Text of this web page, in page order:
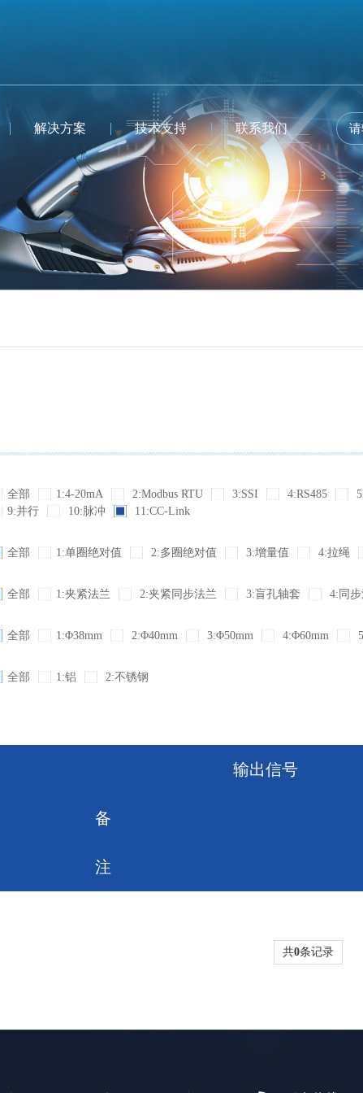
解决方案 技术支持 联系我们
全部 1:4-20mA 2:Modbus RTU 3:SSI 4:RS485
9:并行
10:脉冲 11:CC-Link
全部 1:单圈绝对值 2:多圈绝对值 3:增量值 4:拉绳
全部 1:夹紧法兰 2:夹紧同步法兰 3:盲孔轴套 4:同
全部 1:Φ38mm 2:Φ40mm 3:Φ50mm 4:Φ60mm
全部 1:铝 2:不锈钢
输出信号
备
注
共0条记录